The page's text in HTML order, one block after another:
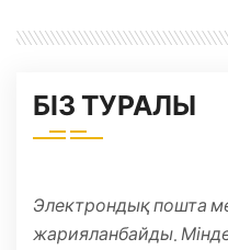
БІЗ ТУРАЛЫ
Электрондық пошта
жарияланбайды.